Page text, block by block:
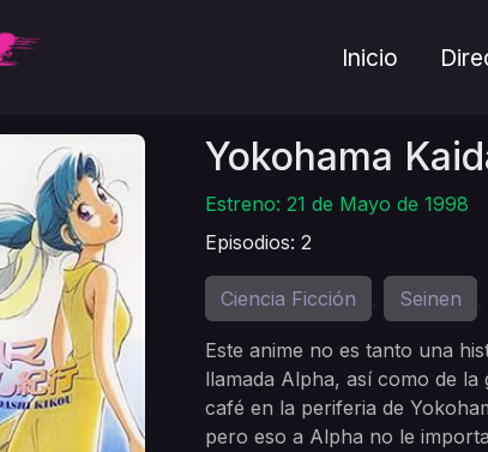
Inicio
Yokohama
Estreno: 21 de Mayo de 1998
Episodios: 2
Ciencia Ficción Seinen
Este anime no es tanto una
llamada Alpha, así como de
café en la periferia de
pero eso a Alpha no le